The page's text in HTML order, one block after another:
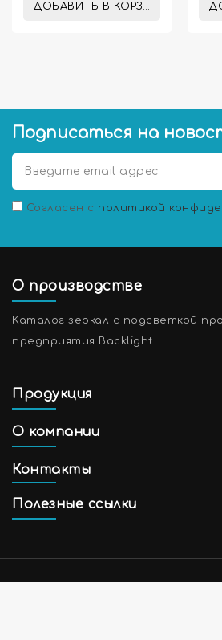
ДОБАВИТЬ В КОРЗИНУ
Подписаться на
Согласен с политикой
О производстве
Каталог зеркал с подсветкой
предприятия Backlight.
Продукция
О компании
Контакты
Полезные ссылки